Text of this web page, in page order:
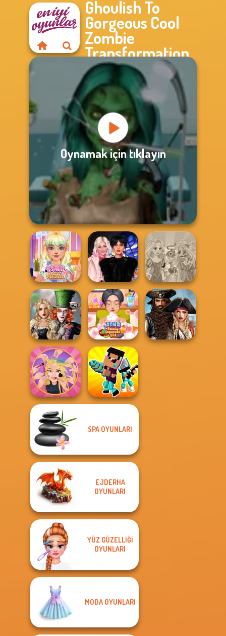
Ghoulish To
Gorgeous Cool
Zombie
Transformation
Oynamak için tıklayın
ASMR Beauty
Treatment
Wednesday
Besties Fun Day
Rapunzel
Zombie Curse
Alice and
Friends:
Enchanted W...
ASMR Beauty
Japanese Spa
Extreme
Makeover
Noob vs Pro
SPA OYUNLARI
EJDERHA
OYUNLARI
YÜZ GÜZELLIĞI
OYUNLARI
MODA OYUNLARI